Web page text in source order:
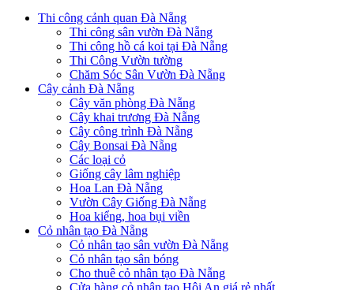
Thi công cảnh quan Đà Nẵng
Thi công sân vườn Đà Nẵng
Thi công hồ cá koi tại Đà Nẵng
Thi Công Vườn tường
Chăm Sóc Sân Vườn Đà Nẵng
Cây cảnh Đà Nẵng
Cây văn phòng Đà Nẵng
Cây khai trương Đà Nẵng
Cây công trình Đà Nẵng
Cây Bonsai Đà Nẵng
Các loại cỏ
Giống cây lâm nghiệp
Hoa Lan Đà Nẵng
Vườn Cây Giống Đà Nẵng
Hoa kiểng, hoa bụi viền
Cỏ nhân tạo Đà Nẵng
Cỏ nhân tạo sân vườn Đà Nẵng
Cỏ nhân tạo sân bóng
Cho thuê cỏ nhân tạo Đà Nẵng
Cửa hàng cỏ nhân tạo Hội An giá rẻ nhất